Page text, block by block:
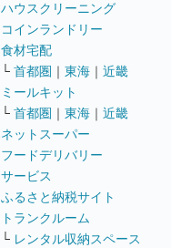
ハウスクリーニング
コインランドリー
食材宅配
└ 首都圏 ｜ 東海 ｜ 近畿
ミールキット
└ 首都圏 ｜ 東海 ｜ 近畿
ネットスーパー
フードデリバリー
サービス
ふるさと納税サイト
トランクルーム
└ レンタル収納スペース